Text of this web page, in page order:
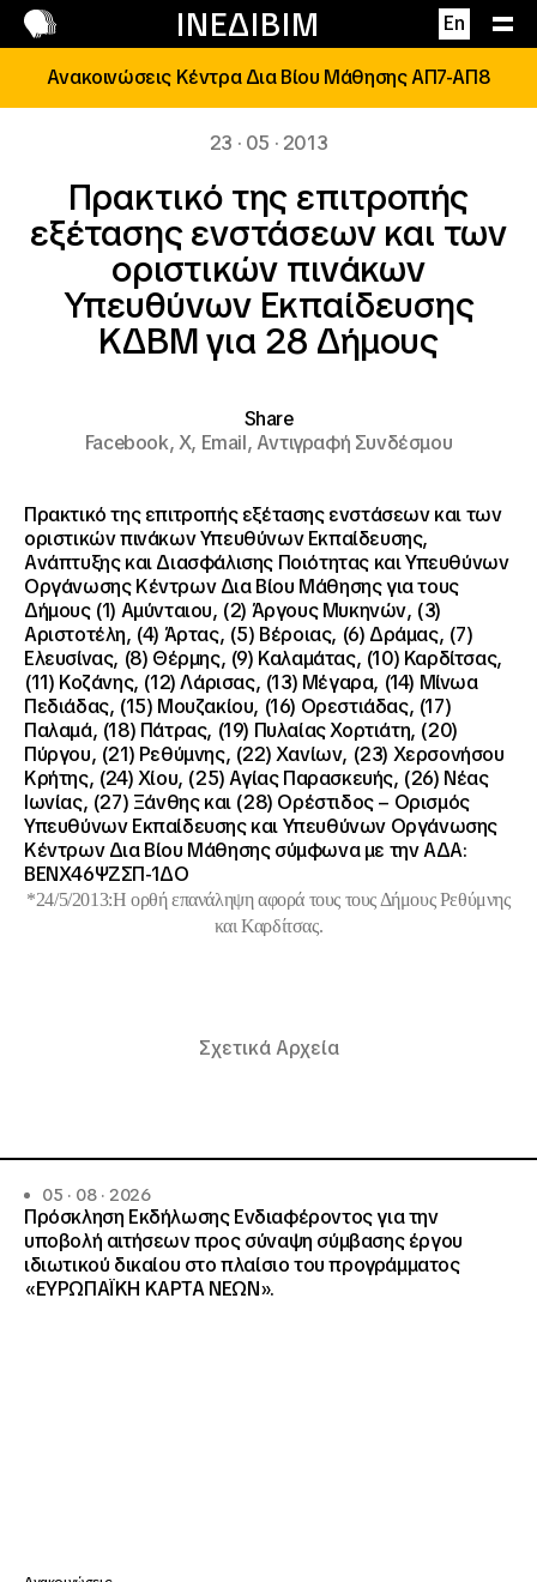
ΙΝΕΔΙΒΙΜ En
Επικοινωνία
Ανακοινώσεις Κέντρα Δια Βίου Μάθησης ΑΠ7-ΑΠ8
23 · 05 · 2013
Πρακτικό της επιτροπής
εξέτασης ενστάσεων και των
οριστικών πινάκων
Υπευθύνων Εκπαίδευσης
ΚΔΒΜ για 28 Δήμους
Share
Facebook,X, Email,Αντιγραφή Συνδέσμου
Πρακτικό της επιτροπής εξέτασης ενστάσεων και των
οριστικών πινάκων Υπευθύνων Εκπαίδευσης,
Ανάπτυξης και Διασφάλισης Ποιότητας και Υπευθύνων
Οργάνωσης Κέντρων Δια Βίου Μάθησης για τους
Δήμους (1) Αμύνταιου, (2) Άργους Μυκηνών, (3)
Αριστοτέλη, (4) Άρτας, (5) Βέροιας, (6) Δράμας, (7)
Ελευσίνας, (8) Θέρμης, (9) Καλαμάτας, (10) Καρδίτσας,
(11) Κοζάνης, (12) Λάρισας, (13) Μέγαρα, (14) Μίνωα
Πεδιάδας, (15) Μουζακίου, (16) Ορεστιάδας, (17)
Παλαμά, (18) Πάτρας, (19) Πυλαίας Χορτιάτη, (20)
Πύργου, (21) Ρεθύμνης, (22) Χανίων, (23) Χερσονήσου
Κρήτης, (24) Χίου, (25) Αγίας Παρασκευής, (26) Νέας
Ιωνίας, (27) Ξάνθης και (28) Ορέστιδος – Ορισμός
Υπευθύνων Εκπαίδευσης και Υπευθύνων Οργάνωσης
Κέντρων Δια Βίου Μάθησης σύμφωνα με την ΑΔΑ:
ΒΕΝΧ46ΨΖΣΠ-1ΔΟ
*24/5/2013:Η ορθή επανάληψη αφορά τους τους Δήμους Ρεθύμνης
και Καρδίτσας.
Σχετικά Αρχεία
05 · 08 · 2026
Πρόσκληση Εκδήλωσης Ενδιαφέροντος για την
υποβολή αιτήσεων προς σύναψη σύμβασης έργου
ιδιωτικού δικαίου στο πλαίσιο του προγράμματος
«ΕΥΡΩΠΑΪΚΗ ΚΑΡΤΑ ΝΕΩΝ».